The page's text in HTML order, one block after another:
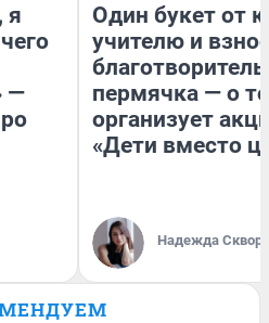
я
—
Один букет от
учителю и
пермячка — о
организует
«Дети вместо
Надежда